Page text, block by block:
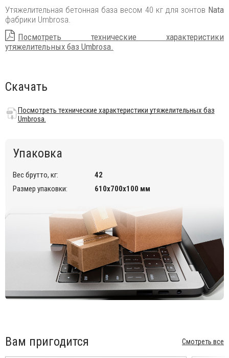
Утяжелительная бетонная база весом 40 кг для зонтов Nata
фабрики Umbrosa.
Посмотреть технические характеристики
утяжелительных баз Umbrosa.
Скачать
Посмотреть технические характеристики утяжелительных баз
Umbrosa.
Упаковка
Вес брутто, кг:
42
Размер упаковки:
610х700х100 мм
Вам пригодится Смотреть все